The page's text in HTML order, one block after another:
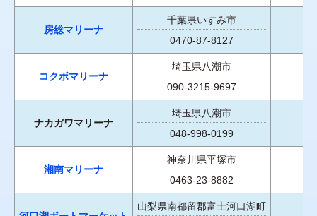
房総マリーナ
千葉県いすみ市
0470-87-8127
コクボマリーナ
埼玉県八潮市
090-3215-9697
ナカガワマリーナ
埼玉県八潮市
048-998-0199
湘南マリーナ
神奈川県平塚市
0463-23-8882
山梨県南都留郡富士河口湖町